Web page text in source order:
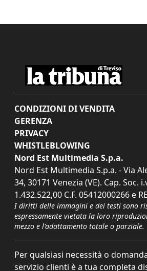
CONDIZIONI DI VENDITA
GERENZA
PRIVACY
WHISTLEBLOWING
Nord Est Multimedia S.p.a.
Nord Est Multimedia S.p.a. - Via
34, 30171 Venezia (VE). Cap. Soc.
1.432.522,00 C.F. 05412000266 e
I diritti delle immagini e dei testi sono
espressamente vietata la loro
mezzo e l'adattamento totale o parziale.
Per qualsiasi necessità o
servizio clienti è a tua completa